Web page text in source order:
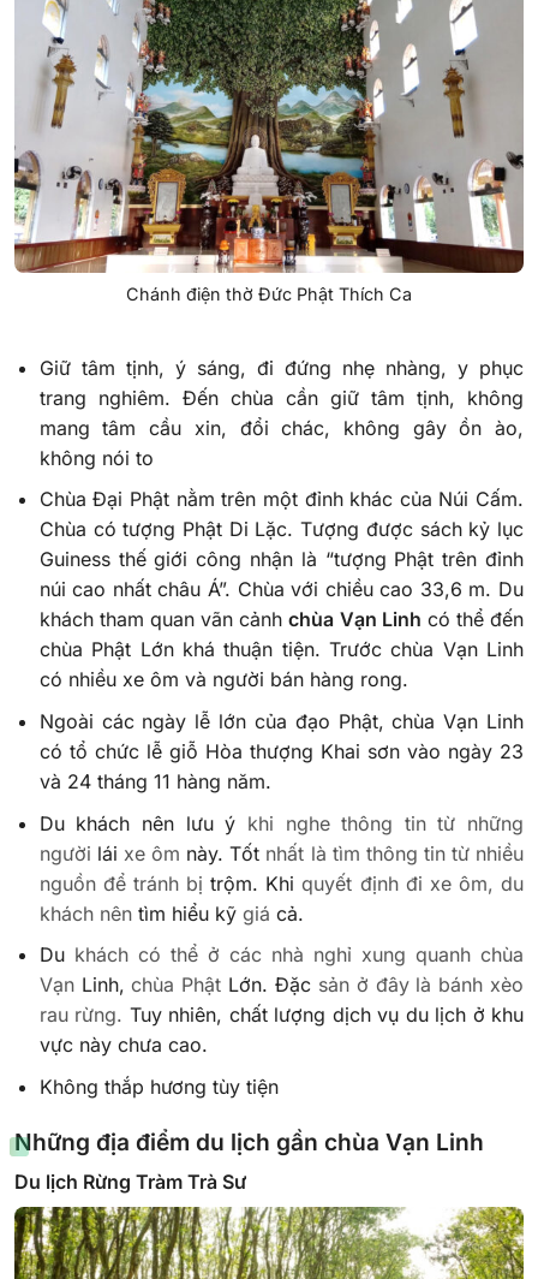
Chánh điện thờ Đức Phật Thích Ca
Giữ tâm tịnh, ý sáng, đi đứng nhẹ nhàng, y phục
trang nghiêm. Đến chùa cần giữ tâm tịnh, không
mang tâm cầu xin, đổi chác, không gây ồn ào,
không nói to
Chùa Đại Phật nằm trên một đỉnh khác của Núi Cấm.
Chùa có tượng Phật Di Lặc. Tượng được sách kỷ lục
Guiness thế giới công nhận là “tượng Phật trên đỉnh
núi cao nhất châu Á”. Chùa với chiều cao 33,6 m. Du
khách tham quan vãn cảnhchùa Vạn Linh có thể đến
chùa Phật Lớn khá thuận tiện. Trước chùa Vạn Linh
có nhiều xe ôm và người bán hàng rong.
Ngoài các ngày lễ lớn của đạo Phật, chùa Vạn Linh
có tổ chức lễ giỗ Hòa thượng Khai sơn vào ngày 23
và 24 tháng 11 hàng năm.
Du khách nên lưu ý khi nghe thông tin từ những
người lái xe ôm này. Tốt nhất là tìm thông tin từ nhiều
nguồn để tránh bịtrộm. Khi quyết định đi xe ôm, du
khách nên tìm hiểu kỹgiá cả.
Dukhách có thể ở các nhà nghỉ xung quanh chùa
Vạn Linh, chùa Phật Lớn. Đặc sản ở đây là bánh xèo
rau rừng. Tuy nhiên, chất lượng dịch vụ du lịch ở khu
vực này chưa cao.
Không thắp hương tùy tiện
Những địa điểm du lịch gần chùa Vạn Linh
Du lịch Rừng Tràm Trà Sư